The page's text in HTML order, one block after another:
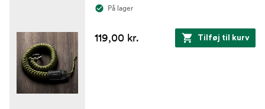
På lager
119,00 kr. Tilføj til kurv